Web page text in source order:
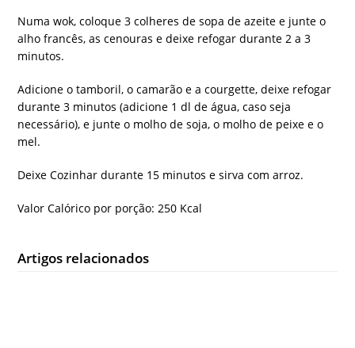
Numa wok, coloque 3 colheres de sopa de azeite e junte o
alho francês, as cenouras e deixe refogar durante 2 a 3
minutos.
Adicione o tamboril, o camarão e a courgette, deixe refogar
durante 3 minutos (adicione 1 dl de água, caso seja
necessário), e junte o molho de soja, o molho de peixe e o
mel.
Deixe Cozinhar durante 15 minutos e sirva com arroz.
Valor Calórico por porção: 250 Kcal
Artigos relacionados